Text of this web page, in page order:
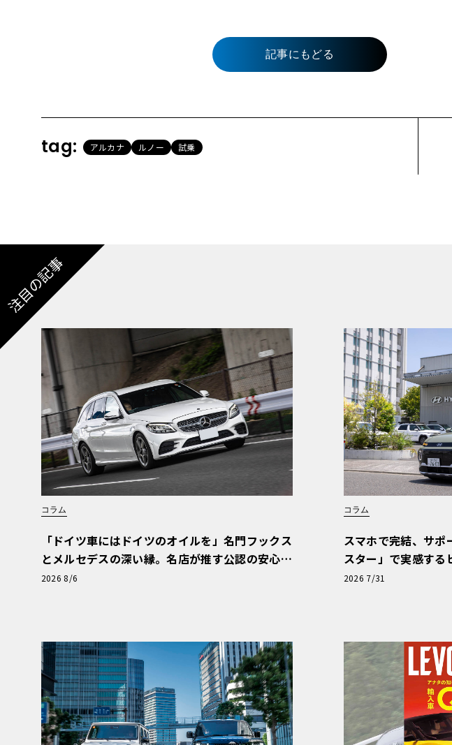
記事にもどる
tag: アルカナ ルノー 試乗
注目の記事
コラム
「ドイツ車にはドイツのオイルを」名門フックス
とメルセデスの深い縁。名店が推す公認の安心
と、Cクラスで味わうシルキーな走り〈PR〉
2026 8/6
コラム
スマホで完結、サポ
スター」で実感する
【第1回・ヒョンデ6
2026 7/31